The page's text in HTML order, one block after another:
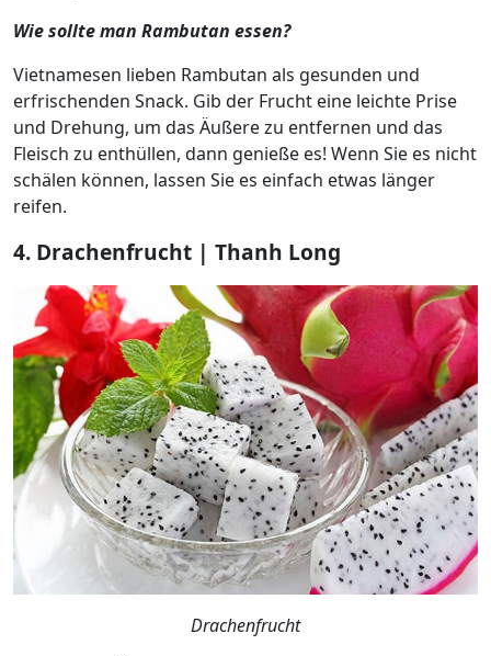
Wie sollte man Rambutan essen?
Vietnamesen lieben Rambutan als gesunden und
erfrischenden Snack. Gib der Frucht eine leichte Prise
und Drehung, um das Äußere zu entfernen und das
Fleisch zu enthüllen, dann genieße es! Wenn Sie es nicht
schälen können, lassen Sie es einfach etwas länger
reifen.
4. Drachenfrucht | Thanh Long
Drachenfrucht